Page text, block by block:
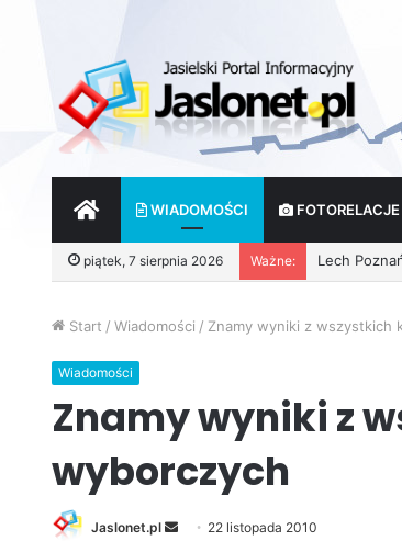
START WIADOMOŚCI FOTORELACJE
piątek, 7 sierpnia 2026 Ważne:
Wróżby –
Start / Wiadomości / Znamy wyniki z wszystkich
Wiadomości
Znamy wyniki z
wyborczych
Jaslonet.pl 22 listopada 2010